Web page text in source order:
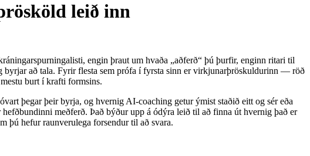
leið inn
engin þraut um hvaða „aðferð“ þú þurfir, enginn ritari til
byrjar að tala. Fyrir flesta sem prófa í fyrsta sinn er virkjunarþröskuldurinn — röð
burt í krafti formsins.
þegar þeir byrja, og hvernig AI-coaching getur ýmist staðið eitt og sér eða
meðferð. Það býður upp á ódýra leið til að finna út hvernig það er
þú hefur raunverulega forsendur til að svara.